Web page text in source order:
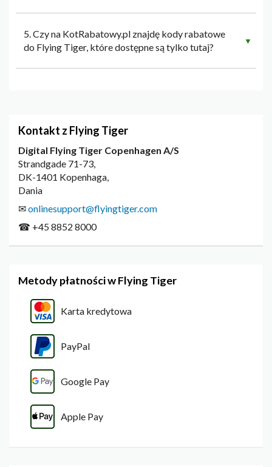
5. Czy na KotRabatowy.pl znajdę kody rabatowe
do Flying Tiger, które dostępne są tylko tutaj?
▼
Kontakt z Flying Tiger
Digital Flying Tiger Copenhagen A/S
Strandgade 71-73,
DK-1401 Kopenhaga,
Dania
✉onlinesupport@flyingtiger.com
☎ +45 8852 8000
Metody płatności w Flying Tiger
Karta kredytowa
PayPal
Google Pay
Apple Pay